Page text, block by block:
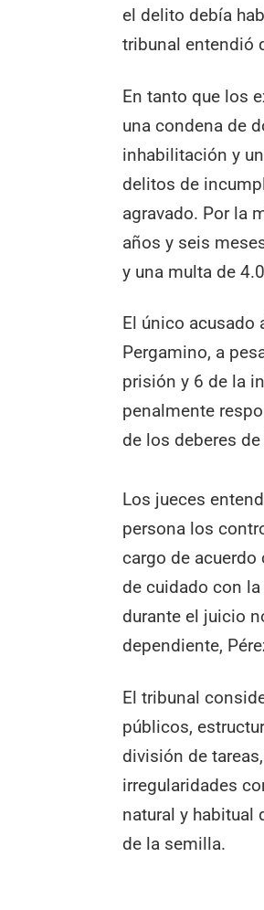
el delito debía
tribunal entendió
En tanto que los
una condena de
inhabilitación y
delitos de
agravado. Por la
años y seis
y una multa de
El único acusado
Pergamino, a
prisión y 6 de la
penalmente
de los deberes
Los jueces
persona los
cargo de
de cuidado con
durante el juicio
dependiente,
El tribunal
públicos,
división de
irregularidades
natural y habitual
de la semilla.